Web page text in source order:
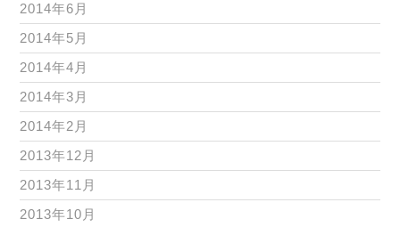
2014年6月
2014年5月
2014年4月
2014年3月
2014年2月
2013年12月
2013年11月
2013年10月